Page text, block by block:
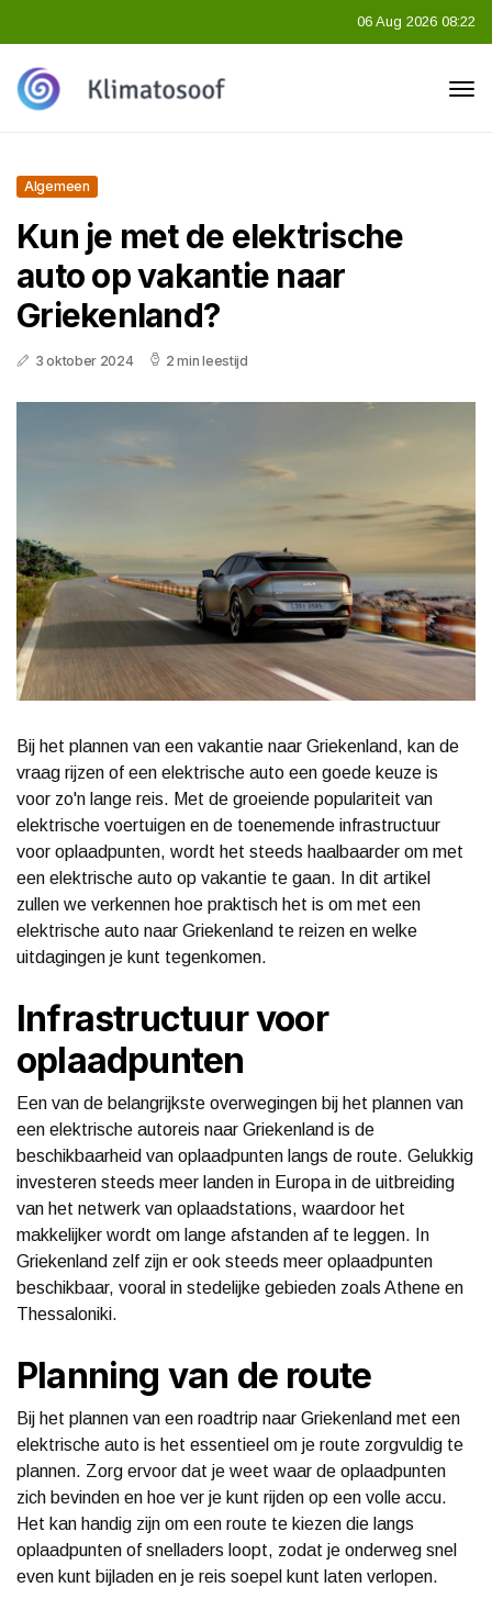
06 Aug 2026 08:22
Algemeen
Kun je met de elektrische
auto op vakantie naar
Griekenland?
3 oktober 2024 2 min leestijd
Bij het plannen van een vakantie naar Griekenland, kan de
vraag rijzen of een elektrische auto een goede keuze is
voor zo'n lange reis. Met de groeiende populariteit van
elektrische voertuigen en de toenemende infrastructuur
voor oplaadpunten, wordt het steeds haalbaarder om met
een elektrische auto op vakantie te gaan. In dit artikel
zullen we verkennen hoe praktisch het is om met een
elektrische auto naar Griekenland te reizen en welke
uitdagingen je kunt tegenkomen.
Infrastructuur voor
oplaadpunten
Een van de belangrijkste overwegingen bij het plannen van
een elektrische autoreis naar Griekenland is de
beschikbaarheid van oplaadpunten langs de route. Gelukkig
investeren steeds meer landen in Europa in de uitbreiding
van het netwerk van oplaadstations, waardoor het
makkelijker wordt om lange afstanden af te leggen. In
Griekenland zelf zijn er ook steeds meer oplaadpunten
beschikbaar, vooral in stedelijke gebieden zoals Athene en
Thessaloniki.
Planning van de route
Bij het plannen van een roadtrip naar Griekenland met een
elektrische auto is het essentieel om je route zorgvuldig te
plannen. Zorg ervoor dat je weet waar de oplaadpunten
zich bevinden en hoe ver je kunt rijden op een volle accu.
Het kan handig zijn om een route te kiezen die langs
oplaadpunten of snelladers loopt, zodat je onderweg snel
even kunt bijladen en je reis soepel kunt laten verlopen.